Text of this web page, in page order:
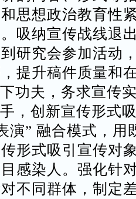
思想政治教育性
吸纳宣传战线退
研究会参加活动
提升稿件质量和
功夫，务求宣传
，创新宣传形式
演” 融合模式，用
形式吸引宣传对
感染人。强化针
不同群体，制定